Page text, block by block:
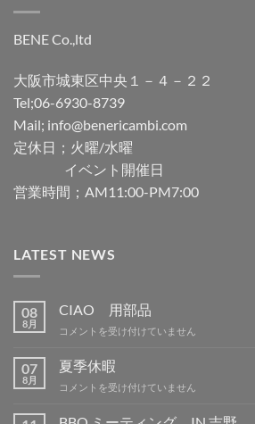
BENE Co.,ltd
大阪市城東区中央１－４－２２
Tel;06-6930-8739
Mail; info@benericambi.com
定休日；火曜/水曜
イベント開催日
営業時間；AM11:00-PM7:00
LATEST NEWS
08
8月
CIAO 用部品
CIAO
部
品
は
コメントを受け付けていません
07
8月
夏季休暇
夏
休
コメントを受け付けていません